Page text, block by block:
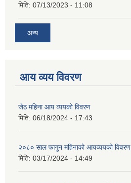
मिति: 07/13/2023 - 11:08
अन्य
आय व्यय विवरण
जेठ महिना आय व्ययको विवरण
मिति: 06/18/2024 - 17:43
२०८० साल फागुन महिनाको आयव्ययको विवरण
मिति: 03/17/2024 - 14:49